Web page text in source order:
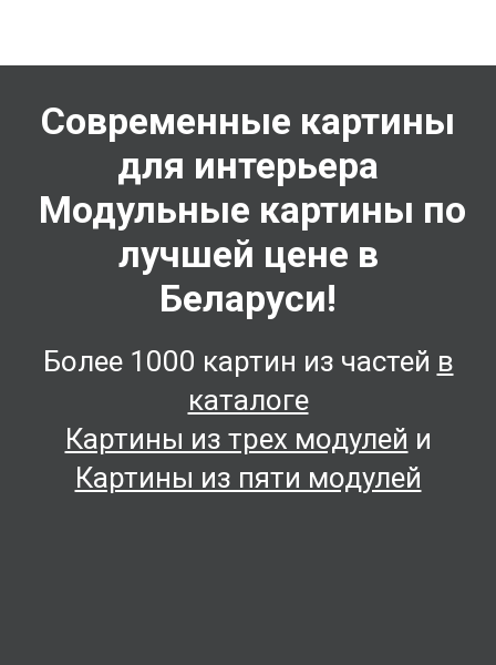
Современные картины
для интерьера
Модульные картины по
лучшей цене в
Беларуси!
Более 1000 картин из частей в
каталоге
Картины из трех модулей и
Картины из пяти модулей